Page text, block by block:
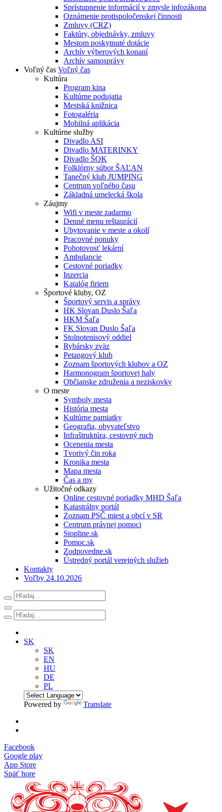
Sprístupnenie informácií v zmysle infozákona
Oznámenie protispoločenskej činnosti
Zmluvy (CRZ)
Faktúry, objednávky, zmluvy
Mestom poskytnuté dotácie
Archív výberových konaní
Archív samosprávy
Voľný čas Voľný čas
Kultúra
Program kina
Kultúrne podujatia
Mestská knižnica
Fotogaléria
Mobilná aplikácia
Kultúrne služby
Divadlo ASI
Divadlo MATERINKY
Divadlo ŠOK
Folklórny súbor ŠAĽAN
Tanečný klub JUMPING
Centrum voľného času
Základná umelecká škola
Záujmy
Wifi v meste zadarmo
Denné menu reštaurácií
Ubytovanie v meste a okolí
Pracovné ponuky
Pohotovosť lekární
Ambulancie
Cestovné poriadky
Inzercia
Katalóg firiem
Športové kluby, OZ
Športový servis a správy
HK Slovan Duslo Šaľa
HKM Šaľa
FK Slovan Duslo Šaľa
Stolnotenisový oddiel
Rybársky zväz
Petangový klub
Zoznam športových klubov a OZ
Harmonogram športovej haly
Občianske združenia a neziskovky
O meste
Symboly mesta
História mesta
Kultúrne pamiatky
Geografia, obyvateľstvo
Infraštruktúra, cestovný ruch
Ocenenia mesta
Tvorivý čin roka
Kronika mesta
Mapa mesta
Čas a my
Užitočné odkazy
Online cestovné poriadky MHD Šaľa
Katastrálny portál
Zoznam PSČ miest a obcí v SR
Centrum právnej pomoci
Stopline.sk
Pomoc.sk
Zodpovedne.sk
Ústredný portál verejných služieb
Kontakty
Voľby 24.10.2026
SK
SK
EN
HU
DE
PL
Powered by Translate
Facebook
Google play
App Store
Späť hore